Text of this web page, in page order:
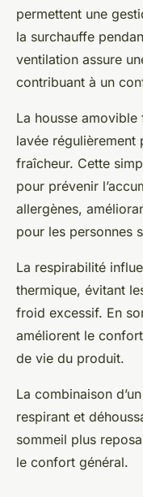
permettent une
la surchauffe
ventilation assure
contribuant à un
La housse amovible
lavée régulièrement
fraîcheur. Cette
pour prévenir
allergènes,
pour les personnes
La respirabilité
thermique, évitant
froid excessif. En
améliorent le
de vie du produit.
La combinaison
respirant et
sommeil plus
le confort général.